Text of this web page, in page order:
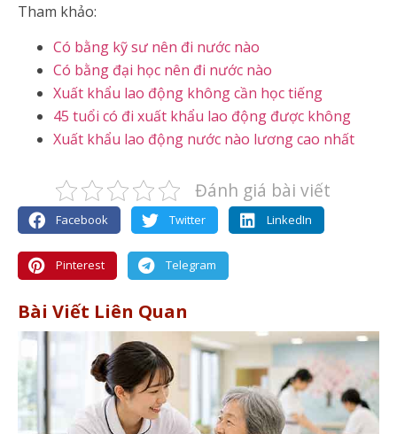
Tham khảo:
Có bằng kỹ sư nên đi nước nào
Có bằng đại học nên đi nước nào
Xuất khẩu lao động không cần học tiếng
45 tuổi có đi xuất khẩu lao động được không
Xuất khẩu lao động nước nào lương cao nhất
Đánh giá bài viết
Facebook Twitter LinkedIn
Pinterest Telegram
Bài Viết Liên Quan